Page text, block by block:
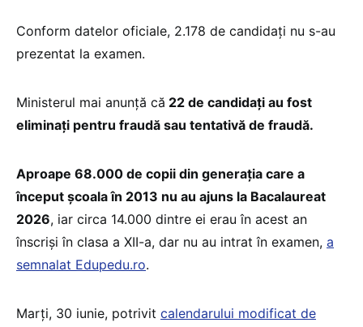
Conform datelor oficiale, 2.178 de candidați nu s-au
prezentat la examen.
Ministerul mai anunță că 22 de candidați au fost
eliminați pentru fraudă sau tentativă de fraudă.
Aproape 68.000 de copii din generația care a
început școala în 2013 nu au ajuns la Bacalaureat
2026, iar circa 14.000 dintre ei erau în acest an
înscriși în clasa a XII-a, dar nu au intrat în examen, a
semnalat Edupedu.ro.
Marți, 30 iunie, potrivit calendarului modificat de